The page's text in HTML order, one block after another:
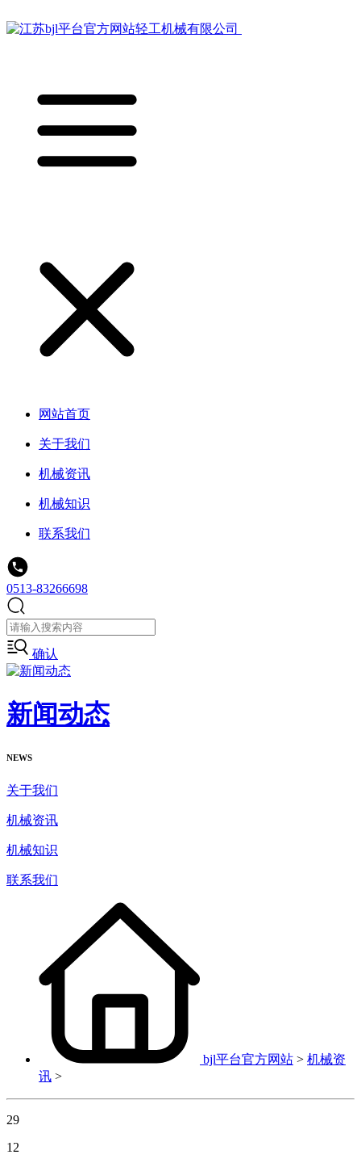
网站首页
关于我们
机械资讯
机械知识
联系我们
0513-83266698
确认
新闻动态
NEWS
关于我们
机械资讯
机械知识
联系我们
bjl平台官方网站 > 机械资
讯 >
29
12